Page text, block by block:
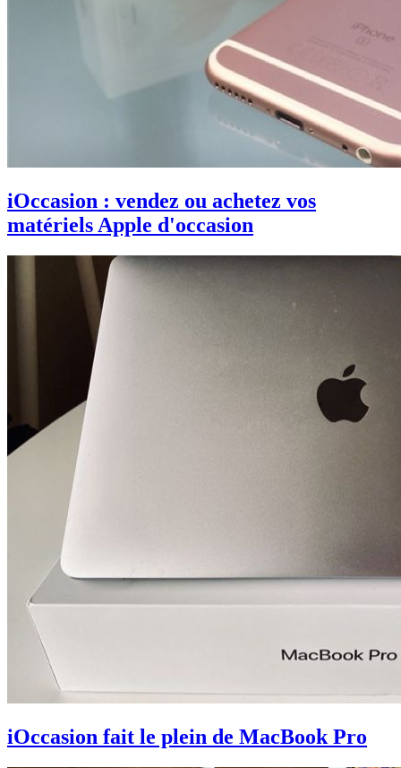
iOccasion : vendez ou achetez vos
matériels Apple d'occasion
iOccasion fait le plein de MacBook Pro